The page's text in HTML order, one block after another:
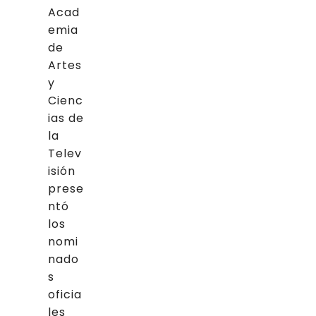
Acad
emia
de
Artes
y
Cienc
ias de
la
Telev
isión
prese
ntó
los
nomi
nado
s
oficia
les